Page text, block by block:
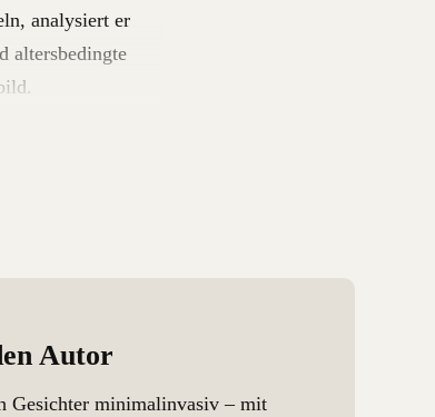
analysiert er
altersbedingte
Autor
Gesichter minimalinvasiv – mit